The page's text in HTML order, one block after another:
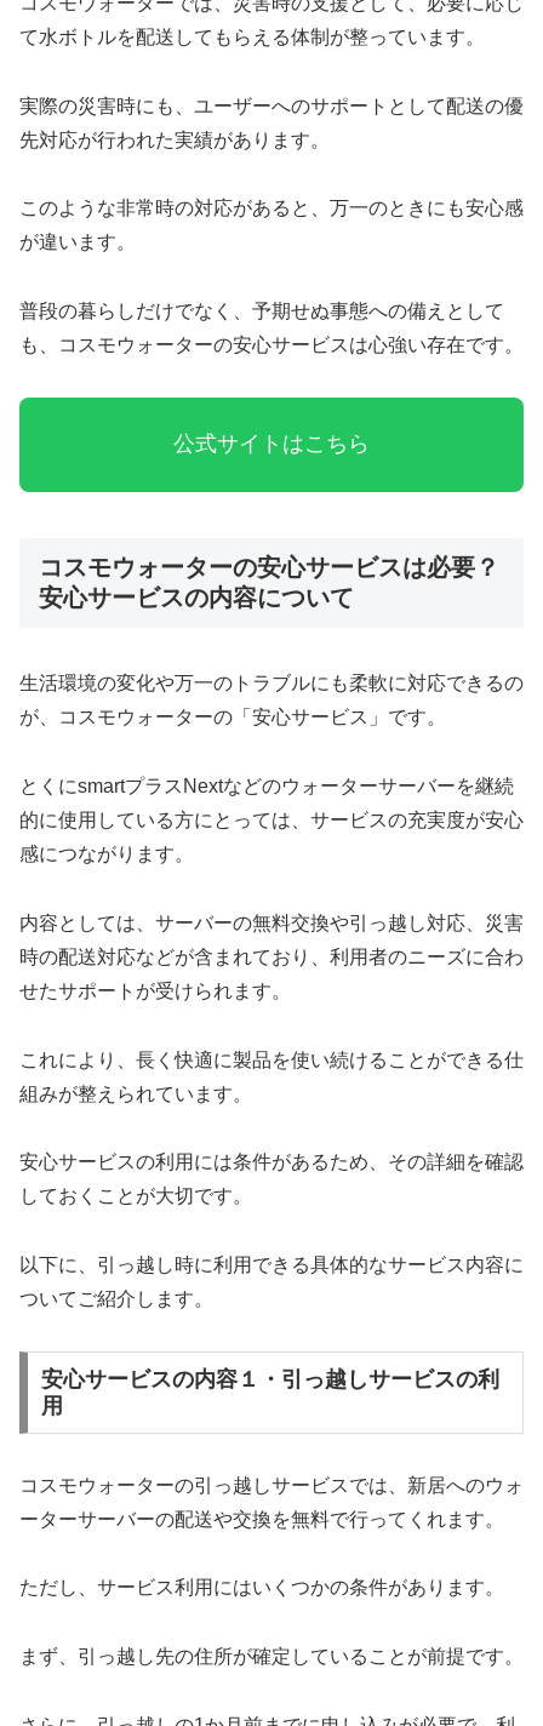
て水ボトルを配送してもらえる体制が整っています。
実際の災害時にも、ユーザーへのサポートとして配送の優
先対応が行われた実績があります。
このような非常時の対応があると、万一のときにも安心感
が違います。
普段の暮らしだけでなく、予期せぬ事態への備えとして
も、コスモウォーターの安心サービスは心強い存在です。
公式サイトはこちら
コスモウォーターの安心サービスは必要？
安心サービスの内容について
生活環境の変化や万一のトラブルにも柔軟に対応できるの
が、コスモウォーターの「安心サービス」です。
とくにsmartプラスNextなどのウォーターサーバーを継続
的に使用している方にとっては、サービスの充実度が安心
感につながります。
内容としては、サーバーの無料交換や引っ越し対応、災害
時の配送対応などが含まれており、利用者のニーズに合わ
せたサポートが受けられます。
これにより、長く快適に製品を使い続けることができる仕
組みが整えられています。
安心サービスの利用には条件があるため、その詳細を確認
しておくことが大切です。
以下に、引っ越し時に利用できる具体的なサービス内容に
ついてご紹介します。
安心サービスの内容１・引っ越しサービスの利
用
コスモウォーターの引っ越しサービスでは、新居へのウォ
ーターサーバーの配送や交換を無料で行ってくれます。
ただし、サービス利用にはいくつかの条件があります。
まず、引っ越し先の住所が確定していることが前提です。